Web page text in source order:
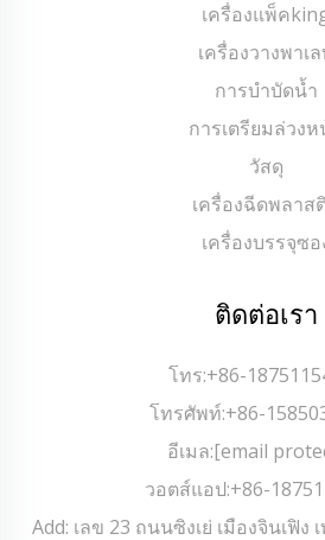
เครื่องแพ็ค
เครื่องวางพาเ
การบำบัดน้ำ
การเตรียมล่วงห
วัสดุ
เครื่องฉีดพลาส
เครื่องบรรจุซอ
ติดต่อเรา
โทร:+86-
โทรศัพท์:+86-
อีเมล:[email
วอตส์แอป:+86-
Add: เลข 23 ถนนซิงเย่ เมืองจินเฟิง